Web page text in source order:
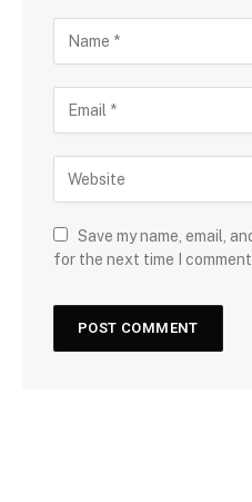
Save my name, email,
for the next time I